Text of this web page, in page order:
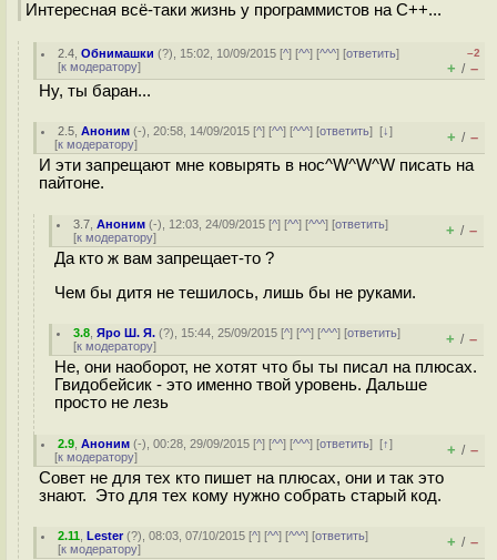
Интересная всё-таки жизнь у программистов на С++...
2.4 ,Обнимашки (?), 15:02, 10/09/2015 [^] [^^] [^^^] [ответить]
[к модератору]
–2
+ / –
Ну, ты баран...
2.5 ,Аноним (-), 20:58, 14/09/2015 [^] [^^] [^^^] [ответить][↓]
[к модератору] + / –
И эти запрещают мне ковырять в нос^W^W^W писать на
пайтоне.
3.7 ,Аноним (-), 12:03, 24/09/2015 [^] [^^] [^^^] [ответить]
[к модератору] + / –
Да кто ж вам запрещает-то ?
Чем бы дитя не тешилось, лишь бы не руками.
3.8 ,Яро Ш. Я. (?), 15:44, 25/09/2015 [^] [^^] [^^^] [ответить]
[к модератору] + / –
Не, они наоборот, не хотят что бы ты писал на плюсах.
Гвидобейсик - это именно твой уровень. Дальше
просто не лезь
2.9 ,Аноним (-), 00:28, 29/09/2015 [^] [^^] [^^^] [ответить][↑]
[к модератору] + / –
Совет не для тех кто пишет на плюсах, они и так это
знают. Это для тех кому нужно собрать старый код.
2.11 ,Lester(?), 08:03, 07/10/2015 [^] [^^] [^^^] [ответить]
[к модератору] + / –